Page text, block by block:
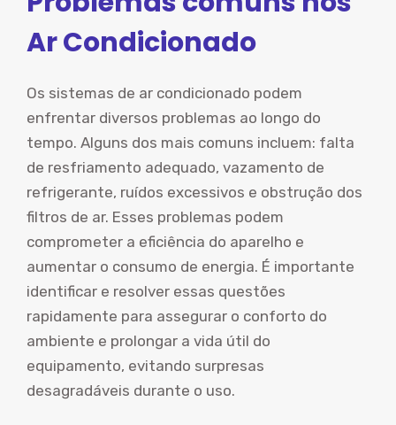
Ar Condicionado
Os sistemas de ar condicionado podem
enfrentar diversos problemas ao longo do
tempo. Alguns dos mais comuns incluem: falta
de resfriamento adequado, vazamento de
refrigerante, ruídos excessivos e obstrução dos
filtros de ar. Esses problemas podem
comprometer a eficiência do aparelho e
aumentar o consumo de energia. É importante
identificar e resolver essas questões
rapidamente para assegurar o conforto do
ambiente e prolongar a vida útil do
equipamento, evitando surpresas
desagradáveis durante o uso.